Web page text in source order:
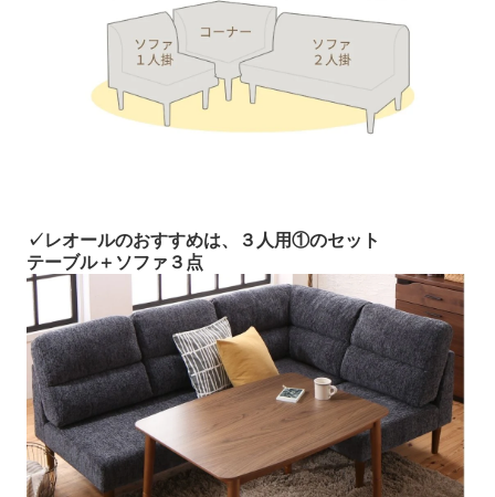
✓レオールのおすすめは、３人用①のセット
テーブル＋ソファ３点